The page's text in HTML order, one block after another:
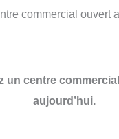
commercial ouvert
un centre
aujourd’hui.